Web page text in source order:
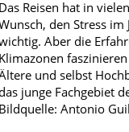
Das Reisen hat in
den Stress
Aber die
Klimazonen
und selbst
junge Fachgebiet
Bildquelle: Antonio